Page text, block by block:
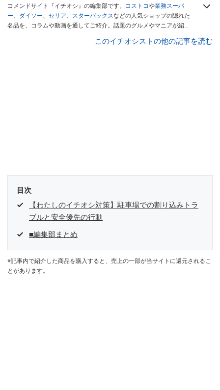
コメンドサイト『イチオシ』の編集部です。 コストコや業務スーパ
ー、 ダイソー、 セリア、 スターバックスなどの人気ショップの隠れた
名品を、コラムや動画を通してご紹介。話題のグルメやマニアが紹介
インフルエンサーが実際に使用してレビューしています。毎日トレン
このイチオシストの他の記事を読む
目次
【わたしのイチオシ対策】駐車場での割り込みトラ
ブルと安全優先の行動
■編集部まとめ
※記事内で紹介した商品を購入すると、売上の一部が当サイトに還元されるこ
とがあります。